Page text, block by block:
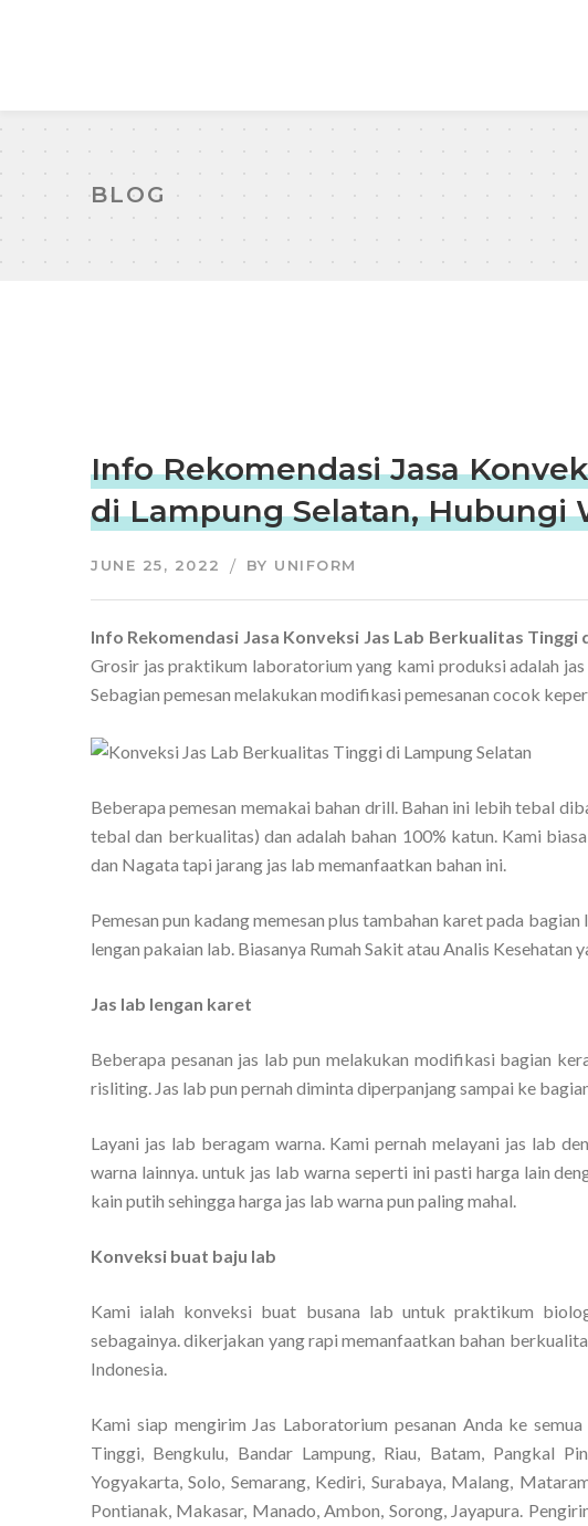
BLOG
Info Rekomendasi Jasa
di Lampung Selatan, Hubungi
JUNE 25, 2022 BY UNIFORM
Info Rekomendasi Jasa Konveksi Jas Lab Berkualitas
Grosir jas praktikum laboratorium yang kami produksi adalah
Sebagian pemesan melakukan modifikasi pemesanan cocok
Beberapa pemesan memakai bahan drill. Bahan ini lebih tebal
tebal dan berkualitas) dan adalah bahan 100% katun. Kami
dan Nagata tapi jarang jas lab memanfaatkan bahan ini.
Pemesan pun kadang memesan plus tambahan karet pada
lengan pakaian lab. Biasanya Rumah Sakit atau Analis Kesehatan
Jas lab lengan karet
Beberapa pesanan jas lab pun melakukan modifikasi bagian
risliting. Jas lab pun pernah diminta diperpanjang sampai ke
Layani jas lab beragam warna. Kami pernah melayani jas lab
warna lainnya. untuk jas lab warna seperti ini pasti harga lain
kain putih sehingga harga jas lab warna pun paling mahal.
Konveksi buat baju lab
Kami ialah konveksi buat busana lab untuk praktikum
sebagainya. dikerjakan yang rapi memanfaatkan bahan
Indonesia.
Kami siap mengirim Jas Laboratorium pesanan Anda ke
Tinggi, Bengkulu, Bandar Lampung, Riau, Batam, Pangkal
Yogyakarta, Solo, Semarang, Kediri, Surabaya, Malang,
Pontianak, Makasar, Manado, Ambon, Sorong, Jayapura.